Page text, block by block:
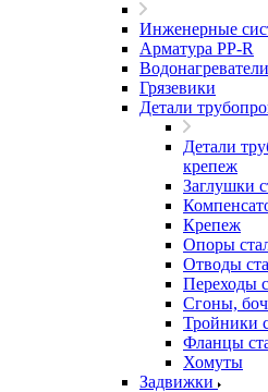
Инженерные
Арматура PP-R
Водонагреватели
Грязевики
Детали
Детали
крепеж
Заглушки
Крепеж
Опоры
Отводы
Переходы
Сгоны,
Тройники
Фланцы
Хомуты
Задвижки